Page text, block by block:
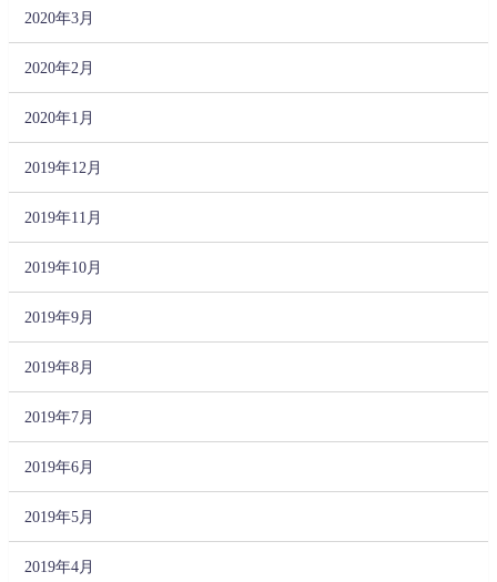
2020年3月
2020年2月
2020年1月
2019年12月
2019年11月
2019年10月
2019年9月
2019年8月
2019年7月
2019年6月
2019年5月
2019年4月